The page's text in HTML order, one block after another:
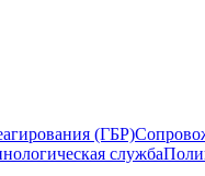
(ГБР)
служба